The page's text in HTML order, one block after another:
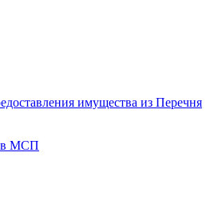
имущества из Перечня
МСП